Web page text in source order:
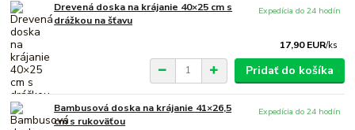
Drevená doska na krájanie 40×25 cm s
drážkou na šťavu
17,90 EUR/ks
Expedícia do 24 hodín
Pridať do košíka
Bambusová doska na krájanie 41×26,5
cm s rukoväťou
Expedícia do 24 hodín